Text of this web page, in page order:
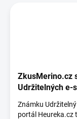
ZkusMerino.cz
Udržitelných e-
Známku
portál Heureka.cz